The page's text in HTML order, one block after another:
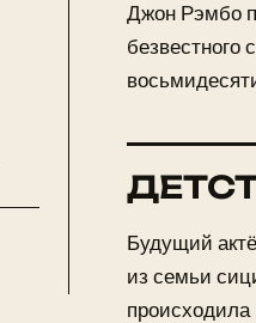
Джон Рэмбо
безвестного
Будущий
из семьи